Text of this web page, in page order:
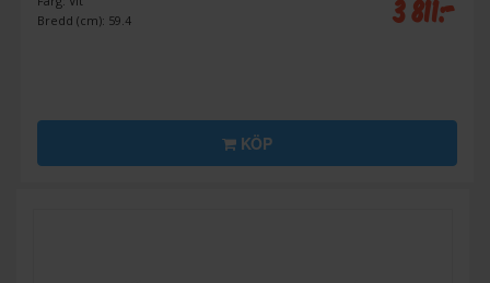
Bredd (cm): 59.4
3 811:-
KÖP